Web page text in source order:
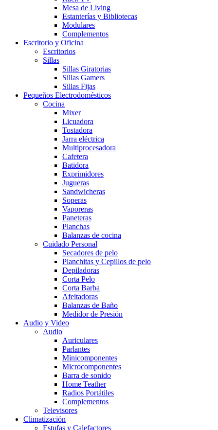
Mesa de Living
Estanterías y Bibliotecas
Modulares
Complementos
Escritorio y Oficina
Escritorios
Sillas
Sillas Giratorias
Sillas Gamers
Sillas Fijas
Pequeños Electrodomésticos
Cocina
Mixer
Licuadora
Tostadora
Jarra eléctrica
Multiprocesadora
Cafetera
Batidora
Exprimidores
Jugueras
Sandwicheras
Soperas
Vaporeras
Paneteras
Planchas
Balanzas de cocina
Cuidado Personal
Secadores de pelo
Planchitas y Cepillos de pelo
Depiladoras
Corta Pelo
Corta Barba
Afeitadoras
Balanzas de Baño
Medidor de Presión
Audio y Video
Audio
Auriculares
Parlantes
Minicomponentes
Microcomponentes
Barra de sonido
Home Teather
Radios Portátiles
Complementos
Televisores
Climatización
Estufas y Calefactores